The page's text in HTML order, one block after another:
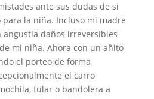
ante sus dudas de si
para la niña. Incluso mi madre
angustia daños irreversibles
mi niña. Ahora con un añito
el porteo de forma
el carro
fular o bandolera a